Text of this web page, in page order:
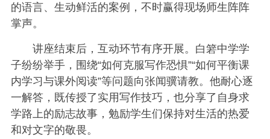
的语言、生动鲜活的案例，不时赢得现场师生阵阵
掌声。
讲座结束后，互动环节有序开展。白箬中学学
子纷纷举手，围绕“如何克服写作恐惧”“如何平衡课
内学习与课外阅读”等问题向张闻骥请教。他耐心逐
一解答，既传授了实用写作技巧，也分享了自身求
学路上的励志故事，勉励学生们保持对生活的热爱
和对文字的敬畏。